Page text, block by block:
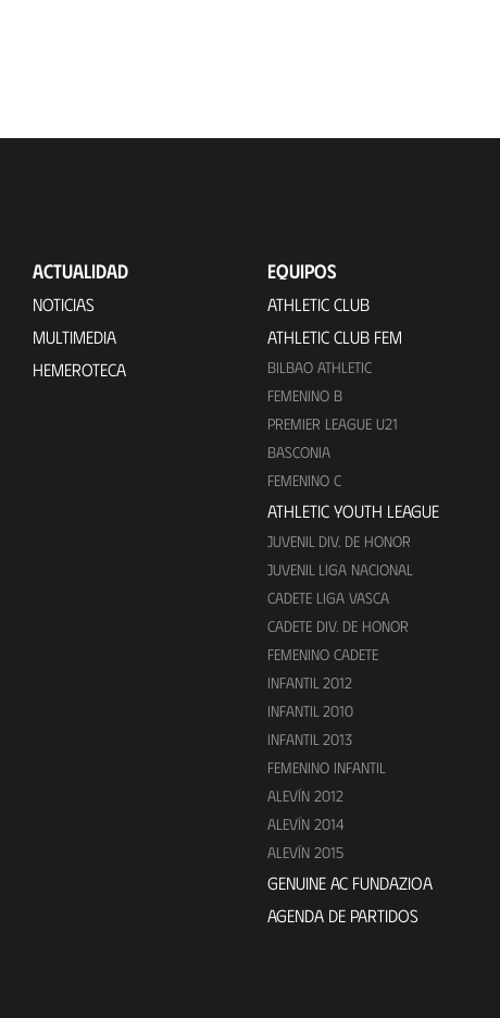
ACTUALIDAD
NOTICIAS
MULTIMEDIA
HEMEROTECA
EQUIPOS
ATHLETIC CLUB
ATHLETIC CLUB FEM
BILBAO ATHLETIC
FEMENINO B
PREMIER LEAGUE U21
BASCONIA
FEMENINO C
ATHLETIC YOUTH LEAGUE
JUVENIL DIV. DE HONOR
JUVENIL LIGA NACIONAL
CADETE LIGA VASCA
CADETE DIV. DE HONOR
FEMENINO CADETE
INFANTIL 2012
INFANTIL 2010
INFANTIL 2013
FEMENINO INFANTIL
ALEVÍN 2012
ALEVÍN 2014
ALEVÍN 2015
GENUINE AC FUNDAZIOA
AGENDA DE PARTIDOS